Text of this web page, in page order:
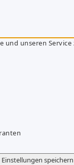
und unseren
Einstellungen speichern